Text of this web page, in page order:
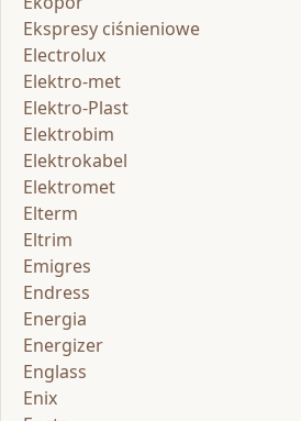
Ekspresy ciśnieniowe
Electrolux
Elektro-met
Elektro-Plast
Elektrobim
Elektrokabel
Elektromet
Elterm
Eltrim
Emigres
Endress
Energia
Energizer
Englass
Enix